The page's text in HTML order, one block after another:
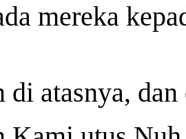
mereka
di atasnya,